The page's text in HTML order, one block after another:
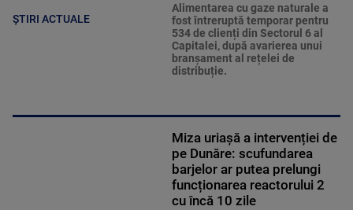
ȘTIRI ACTUALE
Alimentarea cu gaze naturale a
fost întreruptă temporar pentru
534 de clienți din Sectorul 6 al
Capitalei, după avarierea unui
branșament al rețelei de
distribuție.
Miza uriașă a intervenției de
pe Dunăre: scufundarea
barjelor ar putea prelungi
funcționarea reactorului 2
cu încă 10 zile